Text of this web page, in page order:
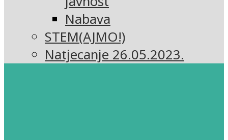
Nabava
STEM(AJMO!)
Natjecanje 26.05.2023.